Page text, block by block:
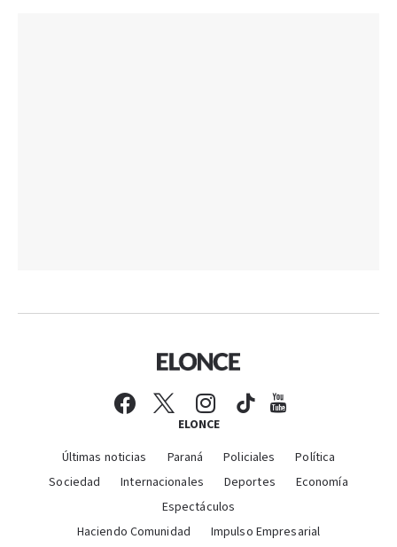
ELONCE
Últimas noticias Paraná Policiales
Política
Sociedad
Internacionales Deportes
Economía
Espectáculos
Haciendo Comunidad
Impulso Empresarial